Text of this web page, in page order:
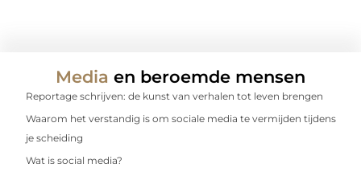
Media en beroemde mensen
Reportage schrijven: de kunst van verhalen tot leven brengen
Waarom het verstandig is om sociale media te vermijden tijdens
je scheiding
Wat is social media?